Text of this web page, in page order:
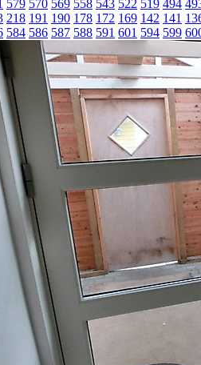
579 570 569 558 543 522 519 494
218 191 190 178 172 169 142 141
584 586 587 588 591 601 594 599